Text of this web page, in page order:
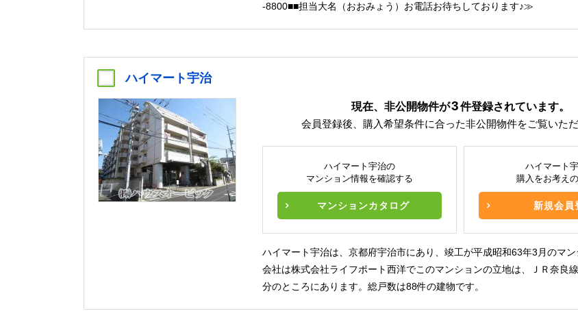
-8800■■担当大名（おおみょう）お電話お待ちしております♪≫
ハイマート宇治
現在、非公開物件が3件登録されています。
会員登録後、購入希望条件に合った非公開物件をご覧いただ
ハイマート宇治の
マンション情報を確認する
マンションカタログ
ハイマート
購入をお考え
新規会員
ハイマート宇治は、京都府宇治市にあり、竣工が平成昭和63年3月のマ
会社は株式会社ライフポート西洋でこのマンションの立地は、ＪＲ奈良
分のところにあります。総戸数は88件の建物です。